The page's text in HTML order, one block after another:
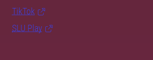
TikTok
SLU Play